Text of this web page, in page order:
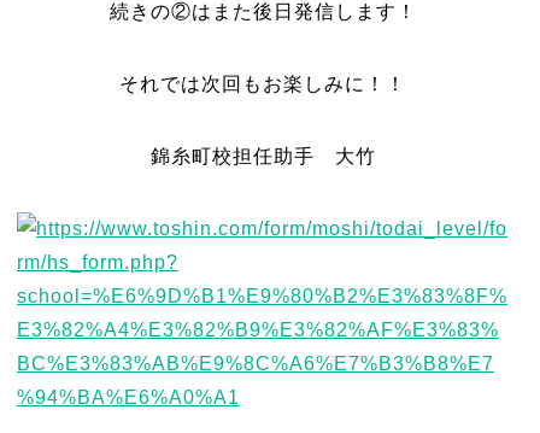
続きの②はまた後日発信します！
それでは次回もお楽しみに！！
錦糸町校担任助手 大竹